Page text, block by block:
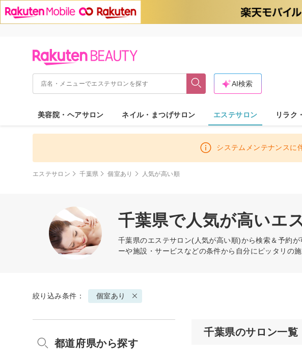
AI検索
美容院・ヘアサロン ネイル・まつげサロン エステサロン リラク
システムメンテナンスに
エステサロン 千葉県 個室あり 人気が高い順
千葉県で人気が高いエ
千葉県のエステサロン(人気が高い順)から検索＆予約
ーや施設・サービスなどの条件から自分にピッタリの
絞り込み条件： 個室あり
千葉県のサロン一覧
都道府県から探す